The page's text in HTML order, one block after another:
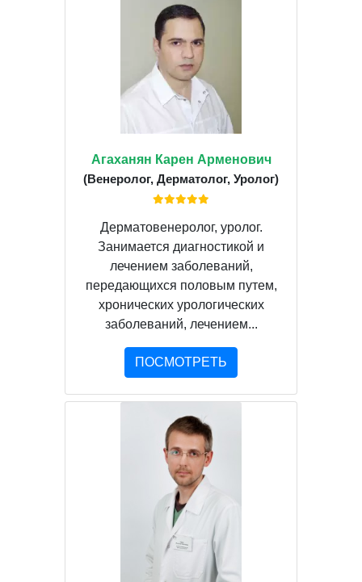
Агаханян Карен Арменович
(Венеролог, Дерматолог, Уролог)
Дерматовенеролог, уролог.
Занимается диагностикой и
лечением заболеваний,
передающихся половым путем,
хронических урологических
заболеваний, лечением...
ПОСМОТРЕТЬ